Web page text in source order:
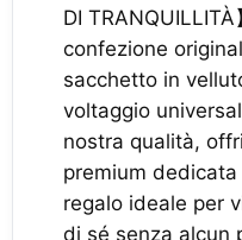
DI
confezione
sacchetto in
voltaggio
nostra qualità,
premium
regalo ideale per
di sé senza alcun